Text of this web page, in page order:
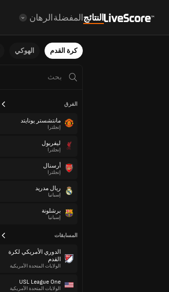
النتائجالمفضلةالرهان
كرة القدم الهوكي
الفرق
مانتشستر يونايتد
إنجلترا
ليفربول
إنجلترا
أرسنال
إنجلترا
ريال مدريد
إسبانيا
برشلونة
إسبانيا
المسابقات
الدوري الأمريكي لكرة
القدم
الولايات المتحدة الأمريكية
USL League One
الولايات المتحدة الأمريكية